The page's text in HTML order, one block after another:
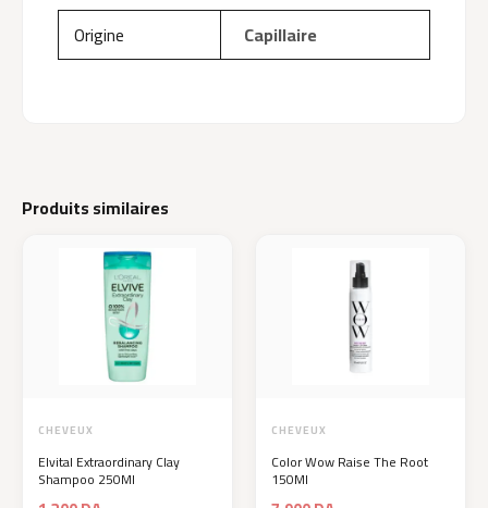
Origine Capillaire
Produits similaires
CHEVEUX
Elvital Extraordinary Clay
Shampoo 250Ml
CHEVEUX
Color Wow Raise The Root
150Ml